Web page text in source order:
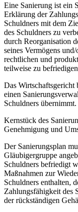
Eine Sanierung ist ein
Erklärung der
Schuldners mit dem
des Schuldners zu
durch Reorganisation
seines Vermögens
rechtlichen und
teilweise zu
Das Wirtschaftsgericht
einen
Schuldners übernimmt.
Kernstück des
Genehmigung und
Der Sanierungsplan
Gläubigergruppe
Schuldners befriedigt
Maßnahmen zur
Schuldners enthalten,
Zahlungsfähigkeit des
der rückständigen